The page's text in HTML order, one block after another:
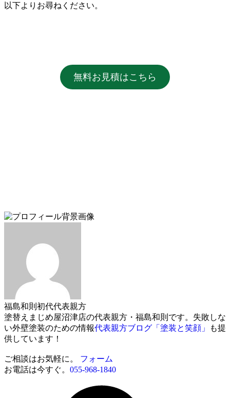
以下よりお尋ねください。
無料お見積はこちら
福島和則 初代代表親方
塗替えまじめ屋沼津店の代表親方・福島和則です。失敗しな
い外壁塗装のための情報代表親方ブログ「塗装と笑顔」
も提
供しています！
ご相談はお気軽に。 フォーム
お電話は今すぐ。 055-968-1840